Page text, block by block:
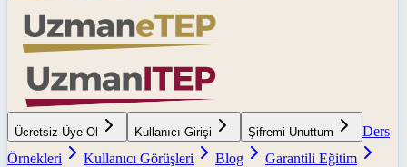
Ücretsiz Üye Ol Kullanıcı Girişi Şifremi Unuttum
Ders
Örnekleri
Kullanıcı Görüşleri Blog
Garantili Eğitim